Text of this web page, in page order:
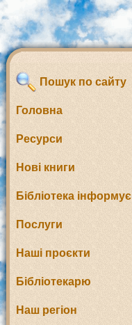
Пошук по сайту
Головна
Ресурси
Нові книги
Бібліотека інформує
Послуги
Наші проєкти
Бібліотекарю
Наш регіон